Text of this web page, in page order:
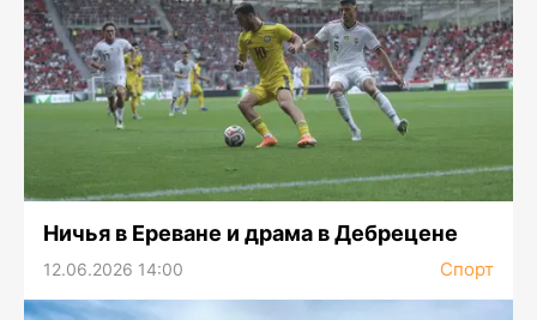
Ничья в Ереване и драма в Дебрецене
12.06.2026 14:00 Спорт